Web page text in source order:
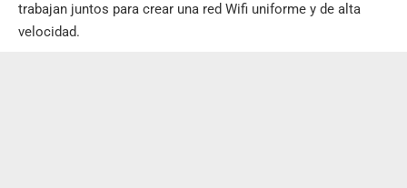
trabajan juntos para crear una red Wifi uniforme y de alta
velocidad.